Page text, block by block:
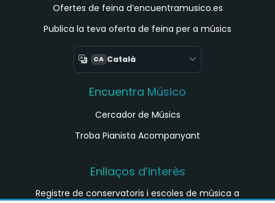
Ofertes de feina d’encuentramusico.es
Publica la teva oferta de feina per a músics
CA Català
Encuentra Músico
Cercador de Músics
Troba Pianista Acompanyant
Enllaços d’interès
Registre de conservatoris i escoles de música a